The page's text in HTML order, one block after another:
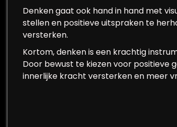
Denken gaat ook hand in hand met
stellen en positieve uitspraken te
versterken.
Kortom, denken is een krachtig
Door bewust te kiezen voor positieve
innerlijke kracht versterken en meer